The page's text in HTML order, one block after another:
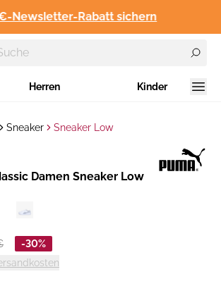
Newsletter-Rabatt sichern
Herren Kinder
Sneaker Sneaker Low
Damen Sneaker Low
-30%